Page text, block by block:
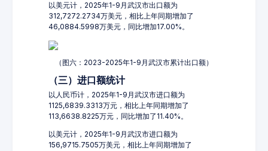
以美元计，2025年1-9月武汉市出口额为
312,7272.2734万美元，相比上年同期增加了
46,0884.5998万美元，同比增加17.00%。
（图六：2023-2025年1-9月武汉市累计出口额）
（三）进口额统计
以人民币计，2025年1-9月武汉市进口额为
1125,6839.3313万元，相比上年同期增加了
113,6638.8225万元，同比增加了11.40%。
以美元计，2025年1-9月武汉市进口额为
156,9715.7505万美元，相比上年同期增加了